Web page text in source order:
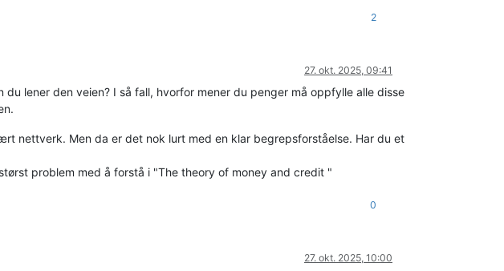
2
27. okt. 2025, 09:41
lener den veien? I så fall, hvorfor mener du penger må oppfylle alle disse
nettverk. Men da er det nok lurt med en klar begrepsforståelse. Har du et
problem med å forstå i "The theory of money and credit "
0
27. okt. 2025, 10:00